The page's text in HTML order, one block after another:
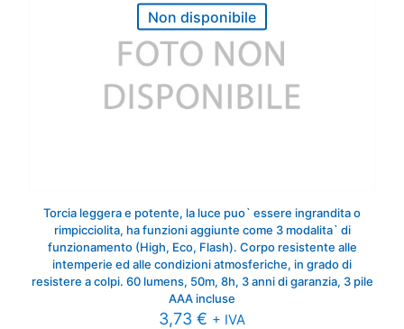
Non disponibile
Torcia leggera e potente, la luce puo` essere ingrandita o
rimpicciolita, ha funzioni aggiunte come 3 modalita` di
funzionamento (High, Eco, Flash). Corpo resistente alle
intemperie ed alle condizioni atmosferiche, in grado di
resistere a colpi. 60 lumens, 50m, 8h, 3 anni di garanzia, 3 pile
AAA incluse
3,73 € + IVA